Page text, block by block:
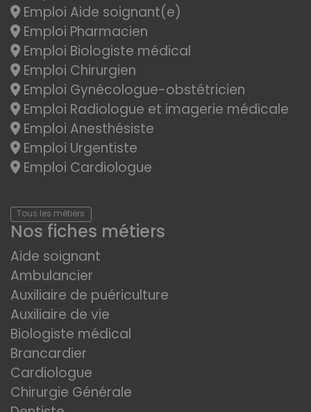
Emploi Aide soignant(e)
Emploi Pharmacien
Emploi Biologiste médical
Emploi Chirurgien
Emploi Gynécologue-obstétricien
Emploi Radiologue et imagerie médicale
Emploi Anesthésiste
Emploi Urgentiste
Emploi Cardiologue
Tous les métiers
Nos fiches métiers
Aide soignant
Ambulancier
Auxiliaire de puériculture
Auxiliaire de vie
Biologiste médical
Brancardier
Cardiologue
Chirurgie Générale